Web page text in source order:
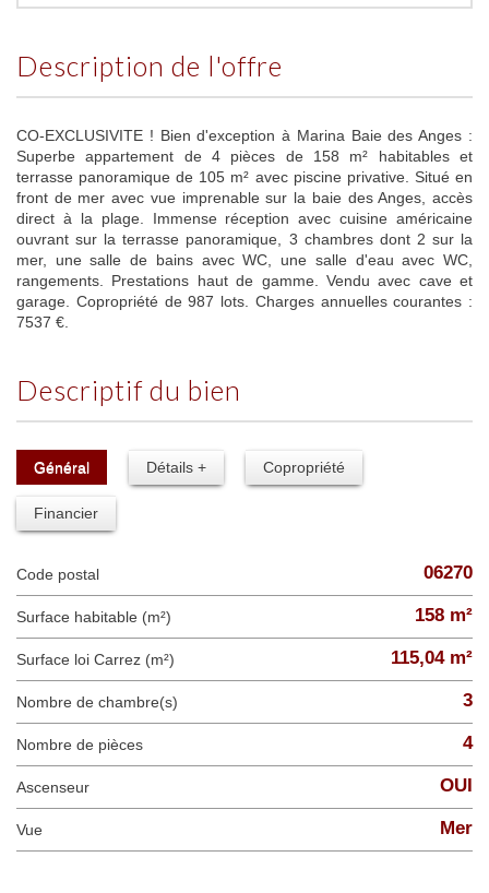
description de l'offre
CO-EXCLUSIVITE ! Bien d'exception à Marina Baie des Anges :
Superbe appartement de 4 pièces de 158 m² habitables et
terrasse panoramique de 105 m² avec piscine privative. Situé en
front de mer avec vue imprenable sur la baie des Anges, accès
direct à la plage. Immense réception avec cuisine américaine
ouvrant sur la terrasse panoramique, 3 chambres dont 2 sur la
mer, une salle de bains avec WC, une salle d'eau avec WC,
rangements. Prestations haut de gamme. Vendu avec cave et
garage. Copropriété de 987 lots. Charges annuelles courantes :
7537 €.
descriptif du bien
Général Détails + Copropriété
Financier
Code postal 06270
Surface habitable (m²) 158 m²
Surface loi Carrez (m²) 115,04 m²
Nombre de chambre(s) 3
Nombre de pièces 4
Ascenseur OUI
Vue Mer